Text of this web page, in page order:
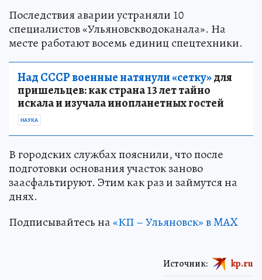
Последствия аварии устраняли 10
специалистов «Ульяновскводоканала». На
месте работают восемь единиц спецтехники.
Над СССР военные натянули «сетку»для
пришельцев: как страна 13 лет тайно
искала и изучала инопланетных гостей
НАУКА
В городских службах пояснили, что после
подготовки основания участок заново
заасфальтируют. Этим как раз и займутся на
днях.
Подписывайтесь на«КП – Ульяновск» в MAX
Источник: kp.ru